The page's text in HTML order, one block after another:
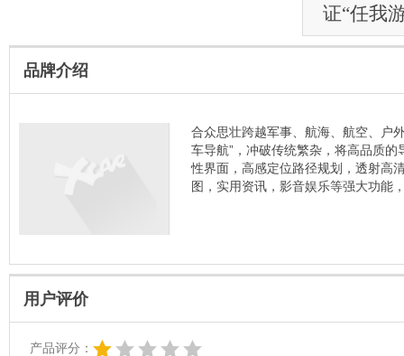
证“任我
品牌介绍
合众思壮跨越军事、航海、航空、户
车导航”，冲破传统繁杂，将高品质
性界面，高感定位路径规划，透射高
图，实用资讯，影音娱乐等强大功能
用户评价
产品评分：